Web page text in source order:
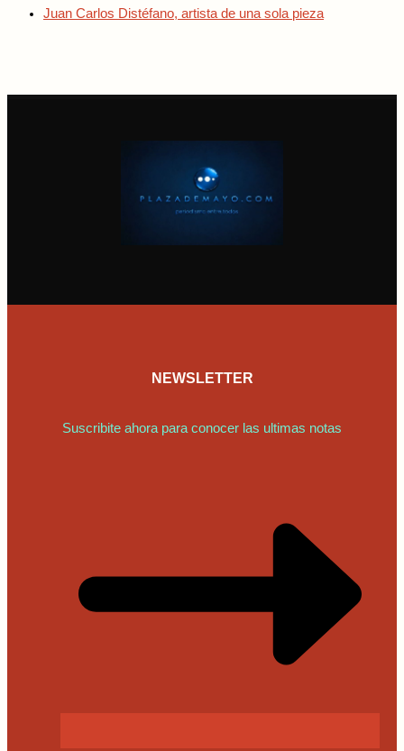
Juan Carlos Distéfano, artista de una sola pieza
NEWSLETTER
Suscribite ahora para conocer las ultimas notas